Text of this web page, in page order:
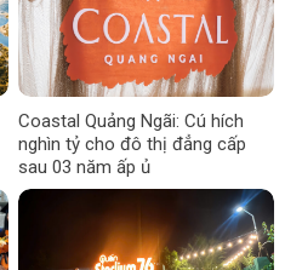
Coastal Quảng Ngãi: Cú hích
nghìn tỷ cho đô thị đẳng cấp
sau 03 năm ấp ủ